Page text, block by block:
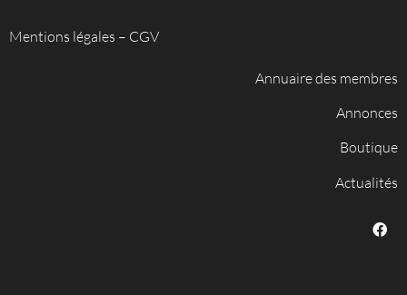
Mentions légales – CGV
Annuaire des membres
Annonces
Boutique
Actualités